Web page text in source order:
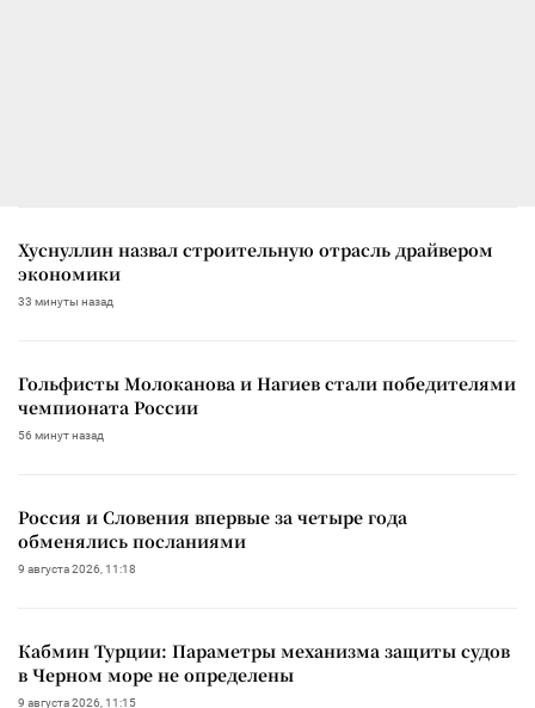
Хуснуллин назвал строительную отрасль драйвером
экономики
33 минуты назад
Гольфисты Молоканова и Нагиев стали победителями
чемпионата России
56 минут назад
Россия и Словения впервые за четыре года
обменялись посланиями
9 августа 2026, 11:18
Кабмин Турции: Параметры механизма защиты судов
в Черном море не определены
9 августа 2026, 11:15